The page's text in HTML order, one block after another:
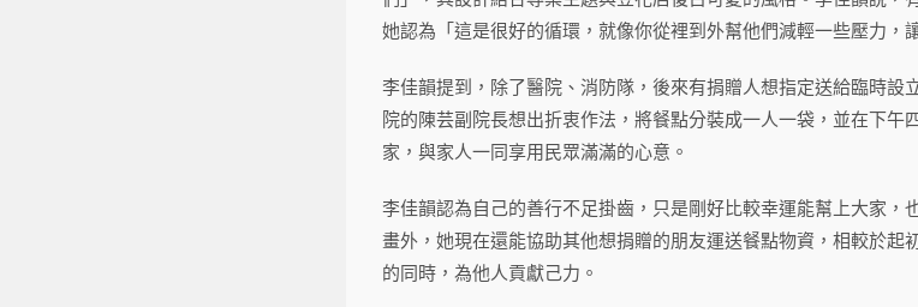
她認為「這是很好的循環，就像你從裡到外幫他們減輕一些壓力，
李佳韻提到，除了醫院、消防隊，後來有捐贈人想指定送給臨時
院的陳芸副院長想出折衷作法，將餐點分裝成一人一袋，並在下
家，與家人一同享用民眾滿滿的心意。
李佳韻認為自己的善行不足掛齒，只是剛好比較幸運能幫上大家
畫外，她現在還能協助其他想捐贈的朋友運送餐點物資，相較於
的同時，為他人貢獻己力。